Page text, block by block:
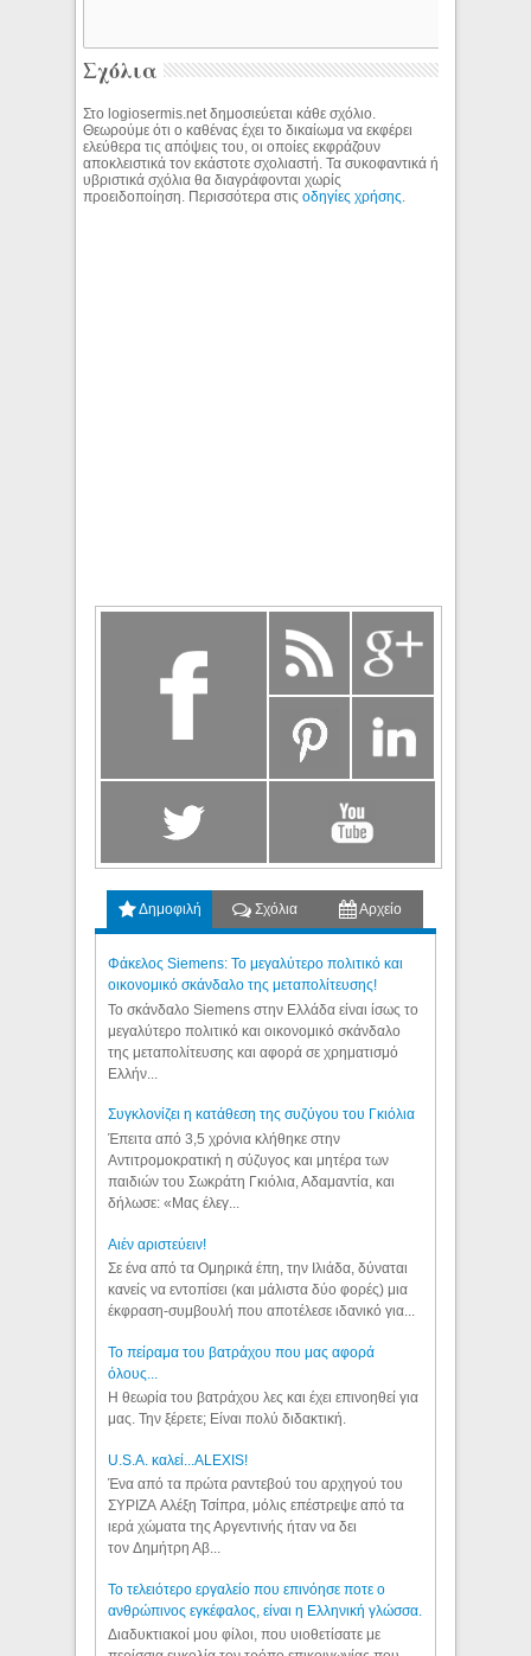
Σχόλια
Στο logiosermis.net δημοσιεύεται κάθε σχόλιο.
Θεωρούμε ότι ο καθένας έχει το δικαίωμα να εκφέρει
ελεύθερα τις απόψεις του, οι οποίες εκφράζουν
αποκλειστικά τον εκάστοτε σχολιαστή. Τα συκοφαντικά ή
υβριστικά σχόλια θα διαγράφονται χωρίς
προειδοποίηση. Περισσότερα στιςοδηγίες χρήσης
Δημοφιλή Σχόλια Αρχείο
Φάκελος Siemens: Το μεγαλύτερο πολιτικό και
οικονομικό σκάνδαλο της μεταπολίτευσης!
Το σκάνδαλο Siemens στην Ελλάδα είναι ίσως το
μεγαλύτερο πολιτικό και οικονομικό σκάνδαλο
της μεταπολίτευσης και αφορά σε χρηματισμό
Ελλήν...
Συγκλονίζει η κατάθεση της συζύγου του Γκιόλια
Έπειτα από 3,5 χρόνια κλήθηκε στην
Αντιτρομοκρατική η σύζυγος και μητέρα των
παιδιών του Σωκράτη Γκιόλια, Αδαμαντία, και
δήλωσε: «Μας έλεγ...
Aιέν αριστεύειν!
Σε ένα από τα Ομηρικά έπη, την Ιλιάδα, δύναται
κανείς να εντοπίσει (και μάλιστα δύο φορές) μια
έκφραση-συμβουλή που αποτέλεσε ιδανικό για...
Το πείραμα του βατράχου που μας αφορά
όλους...
Η θεωρία του βατράχου λες και έχει επινοηθεί για
μας. Την ξέρετε; Είναι πολύ διδακτική.
U.S.A. καλεί...ALEXIS!
Ένα από τα πρώτα ραντεβού του αρχηγού του
ΣΥΡΙΖΑ Αλέξη Τσίπρα, μόλις επέστρεψε από τα
ιερά χώματα της Αργεντινής ήταν να δει
τον Δημήτρη Αβ...
Το τελειότερο εργαλείο που επινόησε ποτε ο
ανθρώπινος εγκέφαλος, είναι η Ελληνική γλώσσα.
Διαδυκτιακοί μου φίλοι, που υιοθετίσατε με